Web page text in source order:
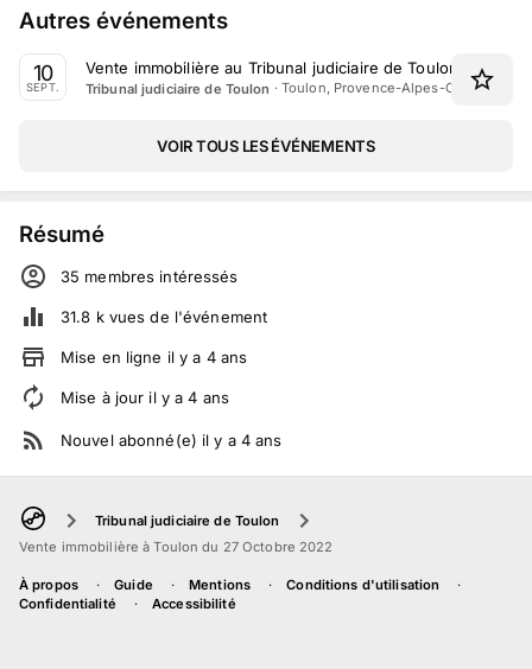
Autres événements
10
SEPT.
Vente immobilière au Tribunal judiciaire de Toulon le 10
Tribunal judiciaire de Toulon · Toulon, Provence-Alpes-Côte d'Azur
VOIR TOUS LES ÉVÉNEMENTS
Résumé
35 membres intéressés
31.8 kvues de l'événement
Mise en ligne il y a 4 ans
Mise à jour il y a4 ans
Nouvel abonné(e) il y a 4 ans
Tribunal judiciaire de Toulon
Vente immobilière à Toulon du 27 Octobre 2022
À propos Guide Mentions
Conditions d'utilisation
Confidentialité
Accessibilité